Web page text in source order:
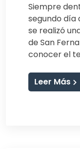
Siempre
segundo día
se realizó
de San
conocer el
Leer Más